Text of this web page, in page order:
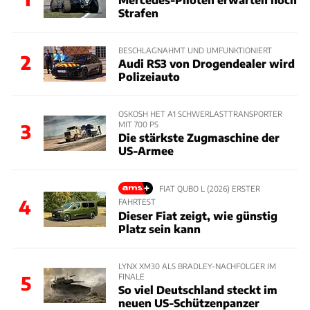
Strafen
2
BESCHLAGNAHMT UND UMFUNKTIONIERT
Audi RS3 von Drogendealer wird
Polizeiauto
3
OSKOSH HET A1 SCHWERLASTTRANSPORTER
MIT 700 PS
Die stärkste Zugmaschine der
US-Armee
4
FIAT QUBO L (2026) ERSTER
FAHRTEST
Dieser Fiat zeigt, wie günstig
Platz sein kann
5
LYNX XM30 ALS BRADLEY-NACHFOLGER IM
FINALE
So viel Deutschland steckt im
neuen US-Schützenpanzer